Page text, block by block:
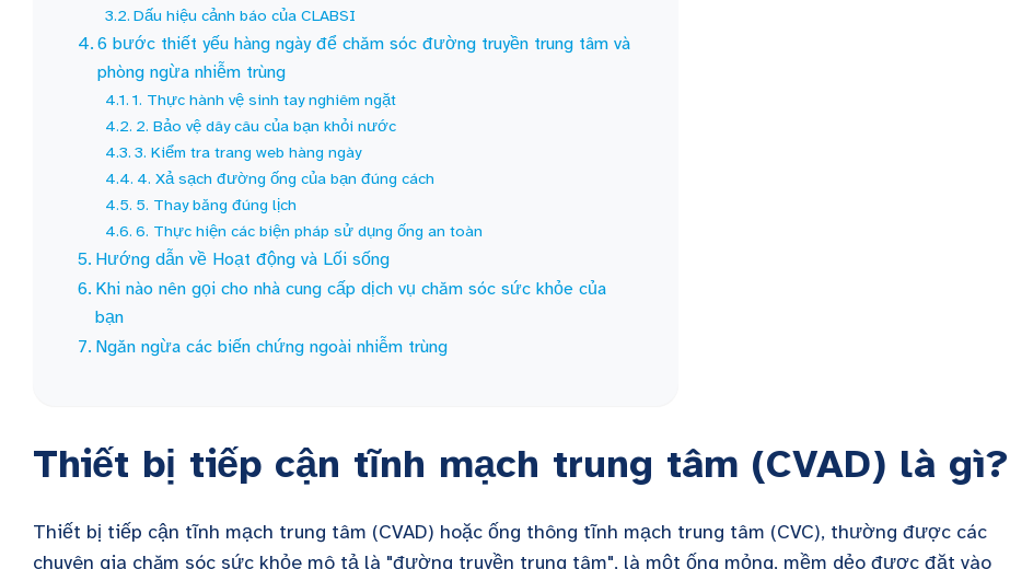
Dấu hiệu cảnh báo của CLABSI
6 bước thiết yếu hàng ngày để chăm sóc đường truyền trung tâm và
phòng ngừa nhiễm trùng
1. Thực hành vệ sinh tay nghiêm ngặt
2. Bảo vệ dây câu của bạn khỏi nước
3. Kiểm tra trang web hàng ngày
4. Xả sạch đường ống của bạn đúng cách
5. Thay băng đúng lịch
6. Thực hiện các biện pháp sử dụng ống an toàn
Hướng dẫn về Hoạt động và Lối sống
Khi nào nên gọi cho nhà cung cấp dịch vụ chăm sóc sức khỏe của
bạn
Ngăn ngừa các biến chứng ngoài nhiễm trùng
Thiết bị tiếp cận tĩnh mạch trung tâm (CVAD) là gì?
Thiết bị tiếp cận tĩnh mạch trung tâm (CVAD) hoặc ống thông tĩnh mạch trung tâm (CVC), thường được các
chuyên gia chăm sóc sức khỏe mô tả là "đường truyền trung tâm", là một ống mỏng, mềm dẻo được đặt vào